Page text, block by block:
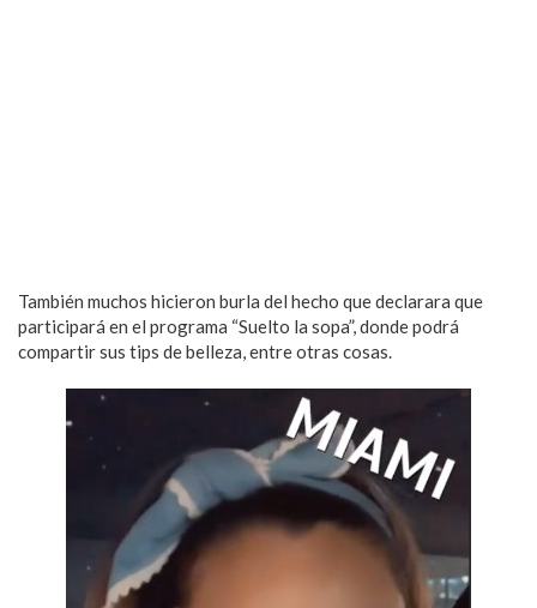
También muchos hicieron burla del hecho que declarara que
participará en el programa “Suelto la sopa”, donde podrá
compartir sus tips de belleza, entre otras cosas.